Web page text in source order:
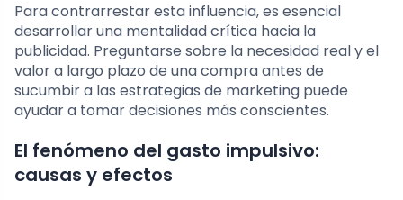
Para contrarrestar esta influencia, es esencial
desarrollar una mentalidad crítica hacia la
publicidad. Preguntarse sobre la necesidad real y el
valor a largo plazo de una compra antes de
sucumbir a las estrategias de marketing puede
ayudar a tomar decisiones más conscientes.
El fenómeno del gasto impulsivo:
causas y efectos